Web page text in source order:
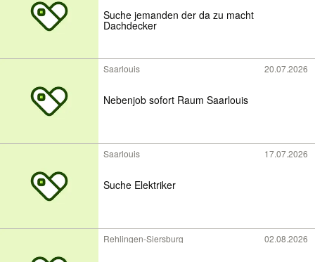
Suche jemanden der da zu macht
Dachdecker
Saarlouis 20.07.2026
Nebenjob sofort Raum Saarlouis
Saarlouis 17.07.2026
Suche Elektriker
Rehlingen-Siersburg 02.08.2026